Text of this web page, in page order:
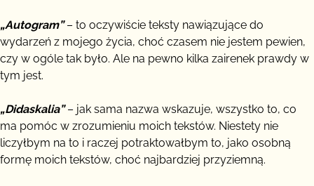
„Autogram”– to oczywiście teksty nawiązujące do
wydarzeń z mojego życia, choć czasem nie jestem pewien,
czy w ogóle tak było. Ale na pewno kilka zairenek prawdy w
tym jest.
„Didaskalia”– jak sama nazwa wskazuje, wszystko to, co
ma pomóc w zrozumieniu moich tekstów. Niestety nie
liczyłbym na to i raczej potraktowałbym to, jako osobną
formę moich tekstów, choć najbardziej przyziemną.